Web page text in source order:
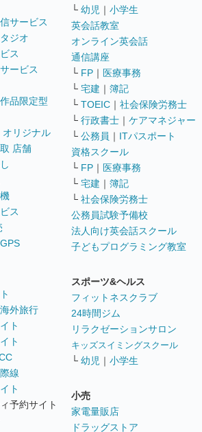
サービス
ジオ
ス
ービス
品限定型
オリジナル
店舗
ス
海外旅行
ト
ト
線
ト
予約サイト
└ 幼児 ｜ 小学生
英会話教室
オンライン英会話
通信講座
└ FP ｜ 医療事務
└ 宅建 ｜ 簿記
└ TOEIC ｜ 社会保険労務士
└ 行政書士 ｜ ケアマネジャー
└ 公務員 ｜ ITパスポート
資格スクール
└ FP ｜ 医療事務
└ 宅建 ｜ 簿記
└ 社会保険労務士
公務員試験予備校
法人向け英会話スクール
子どもプログラミング教室
スポーツ&ヘルス
フィットネスクラブ
24時間ジム
リラクゼーションサロン
キッズスイミングスクール
└ 幼児 ｜ 小学生
小売
家電量販店
ドラッグストア